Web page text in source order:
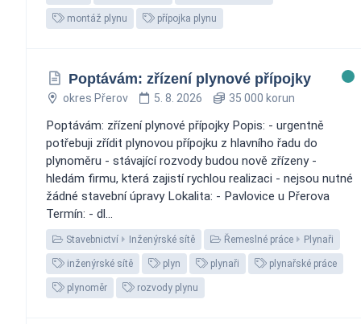
montáž plynu přípojka plynu
Poptávám: zřízení plynové přípojky
okres Přerov 5. 8. 2026 35 000 korun
Poptávám: zřízení plynové přípojky Popis: - urgentně
potřebuji zřídit plynovou přípojku z hlavního řadu do
plynoměru - stávající rozvody budou nově zřízeny -
hledám firmu, která zajistí rychlou realizaci - nejsou nutné
žádné stavební úpravy Lokalita: - Pavlovice u Přerova
Termín: - dl...
Stavebnictví Inženýrské sítě Řemeslné práce Plynaři
inženýrské sítě plyn plynaři plynařské práce
plynoměr rozvody plynu